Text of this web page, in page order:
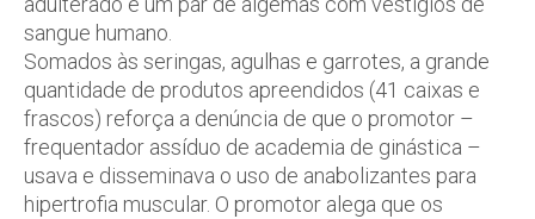
sangue humano.
Somados às seringas, agulhas e garrotes, a grande
quantidade de produtos apreendidos (41 caixas e
frascos) reforça a denúncia de que o promotor –
frequentador assíduo de academia de ginástica –
usava e disseminava o uso de anabolizantes para
hipertrofia muscular. O promotor alega que os